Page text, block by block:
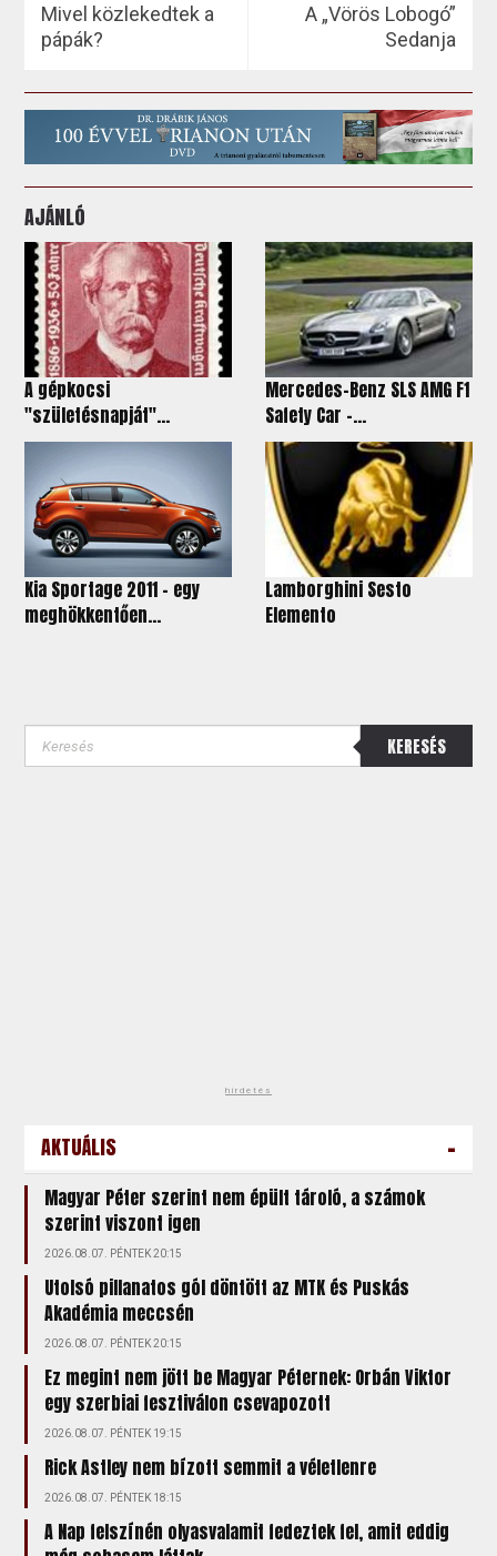
Mivel közlekedtek a
pápák?
A „Vörös Lobogó”
Sedanja
AJÁNLÓ
A gépkocsi
"születésnapját"...
Mercedes-Benz SLS AMG F1
Safety Car -...
Kia Sportage 2011 - egy
meghökkentően...
Lamborghini Sesto
Elemento
KERESÉS
hirdetés
AKTUÁLIS -
Magyar Péter szerint nem épült tároló, a számok
szerint viszont igen
2026.08.07. PÉNTEK 20:15
Utolsó pillanatos gól döntött az MTK és Puskás
Akadémia meccsén
2026.08.07. PÉNTEK 20:15
Ez megint nem jött be Magyar Péternek: Orbán Viktor
egy szerbiai fesztiválon csevapozott
2026.08.07. PÉNTEK 19:15
Rick Astley nem bízott semmit a véletlenre
2026.08.07. PÉNTEK 18:15
A Nap felszínén olyasvalamit fedeztek fel, amit eddig